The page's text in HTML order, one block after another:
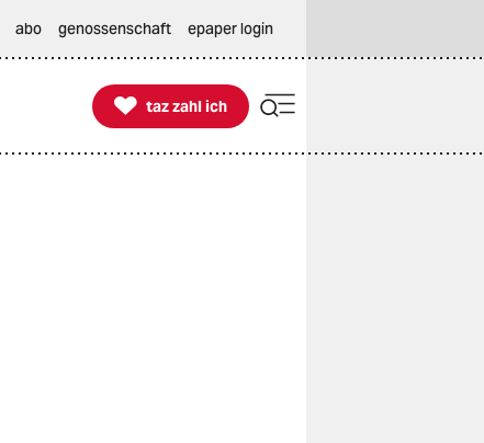
abo genossenschaft epaper login

taz zahl ich
taz zahl ich